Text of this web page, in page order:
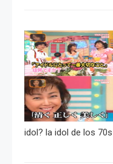
idol? la idol de los